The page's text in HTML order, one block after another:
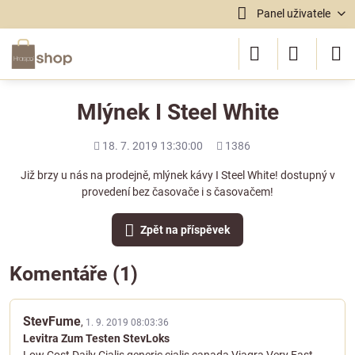
Panel uživatele
Mlýnek I Steel White
Přidáno
18. 7. 2019 13:30:00
Počet
1386
Již brzy u nás na prodejně, mlýnek kávy I Steel White! dostupný v
provedení bez časovače i s časovačem!
Zpět na příspěvek
Komentáře (1)
StevFume, 1. 9. 2019 08:03:36
Levitra Zum Testen StevLoks